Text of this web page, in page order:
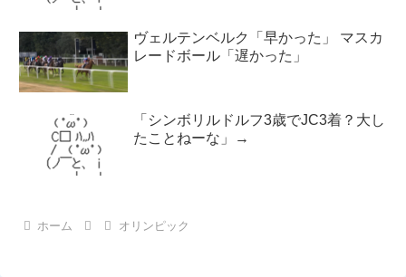
ヴェルテンベルク「早かった」 マスカ
レードボール「遅かった」
「シンボリルドルフ3歳でJC3着？大し
たことねーな」→
ホーム オリンピック